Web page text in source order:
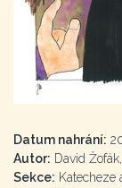
Datum nahrání:
Autor: David
Sekce: Katecheze